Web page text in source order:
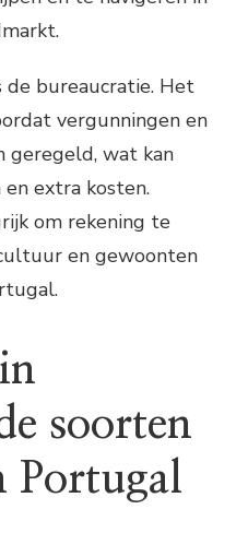
de bureaucratie. Het
vergunningen en
geregeld, wat kan
extra kosten.
om rekening te
en gewoonten
soorten
Portugal